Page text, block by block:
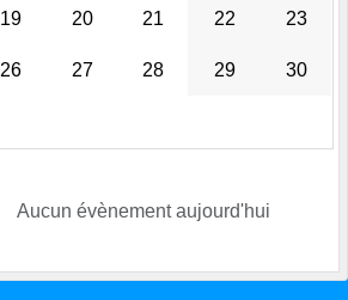
19 20 21 22 23
26 27 28 29 30
Aucun évènement aujourd'hui